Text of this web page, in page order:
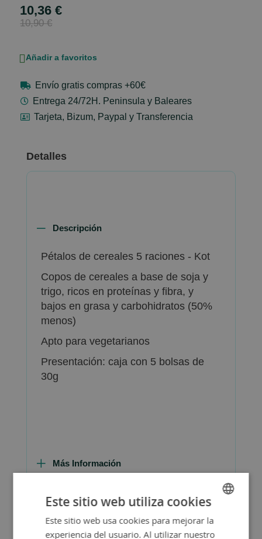
Special
Price
10,36 €
10,90 €
Añadir a favoritos
Envío gratis compras +60€
Entrega 24/72H. Peninsula y Baleares
Tarjeta, Bizum, Paypal y Transferencia
Detalles
Descripción
Pétalos de cereales 5 raciones - Kot
Copos de cereales a base de soja y
trigo, ricos en proteínas y fibra, y
bajos en grasa y carbohidratos (50%
menos)
Apto para vegetarianos
Presentación: caja con 5 bolsas de
30g
Más Información
Consejos de Compra Producto
SPANISH
Este sitio web utiliza cookies
Este sitio web usa cookies para mejorar la
experiencia del usuario. Al utilizar nuestro